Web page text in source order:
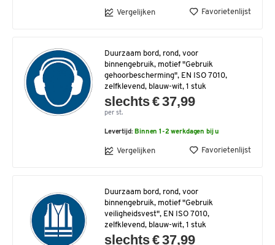
Vergelijken Favorietenlijst
Duurzaam bord, rond, voor
binnengebruik, motief "Gebruik
gehoorbescherming", EN ISO 7010,
zelfklevend, blauw-wit, 1 stuk
slechts € 37,99
per st.
Levertijd:Binnen 1-2 werkdagen bij u
Vergelijken Favorietenlijst
Duurzaam bord, rond, voor
binnengebruik, motief "Gebruik
veiligheidsvest", EN ISO 7010,
zelfklevend, blauw-wit, 1 stuk
slechts € 37,99